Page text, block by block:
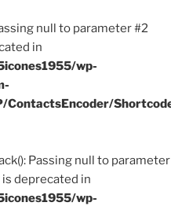
null to parameter #2
in
wp-
Passing null to parameter
deprecated in
wp-